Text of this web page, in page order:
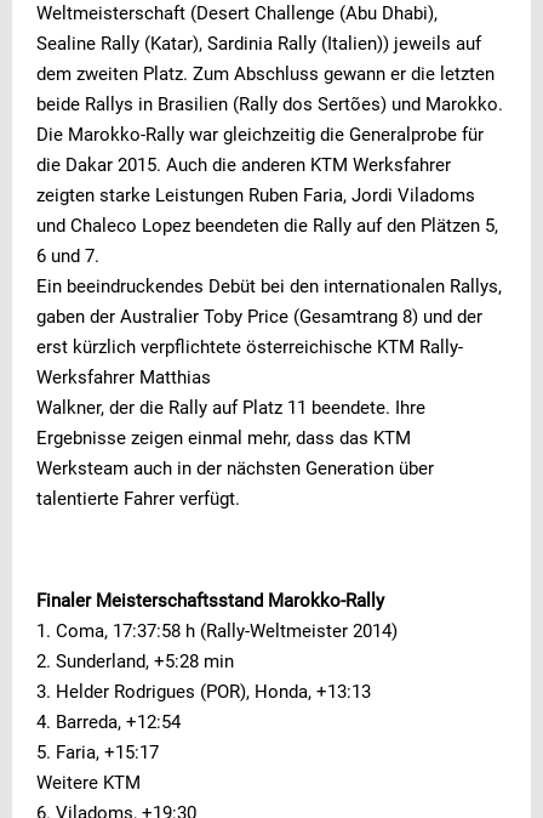
Weltmeisterschaft (Desert Challenge (Abu Dhabi),
Sealine Rally (Katar), Sardinia Rally (Italien)) jeweils auf
dem zweiten Platz. Zum Abschluss gewann er die letzten
beide Rallys in Brasilien (Rally dos Sertões) und Marokko.
Die Marokko-Rally war gleichzeitig die Generalprobe für
die Dakar 2015. Auch die anderen KTM Werksfahrer
zeigten starke Leistungen Ruben Faria, Jordi Viladoms
und Chaleco Lopez beendeten die Rally auf den Plätzen 5,
6 und 7.
Ein beeindruckendes Debüt bei den internationalen Rallys,
gaben der Australier Toby Price (Gesamtrang 8) und der
erst kürzlich verpflichtete österreichische KTM Rally-
Werksfahrer Matthias
Walkner, der die Rally auf Platz 11 beendete. Ihre
Ergebnisse zeigen einmal mehr, dass das KTM
Werksteam auch in der nächsten Generation über
talentierte Fahrer verfügt.
Finaler Meisterschaftsstand Marokko-Rally
1. Coma, 17:37:58 h (Rally-Weltmeister 2014)
2. Sunderland, +5:28 min
3. Helder Rodrigues (POR), Honda, +13:13
4. Barreda, +12:54
5. Faria, +15:17
Weitere KTM
6. Viladoms, +19:30